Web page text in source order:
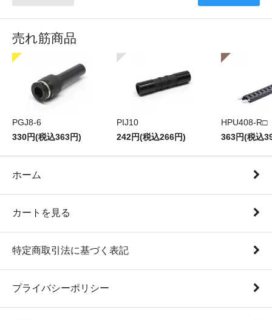
売れ筋商品
PGJ8-6
330円(税込363円)
PIJ10
242円(税込266円)
HPU408-R□
363円(税込
ホーム
カートを見る
特定商取引法に基づく表記
プライバシーポリシー